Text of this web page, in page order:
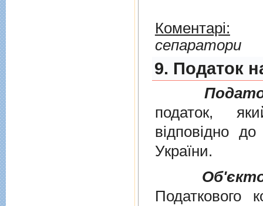
Коментарі:
сепаратори
9. Податок
податок,
вiдповiдно
України.
Податкового